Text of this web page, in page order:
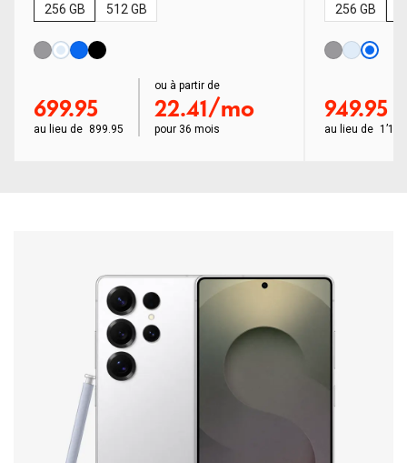
256 GB 512 GB
699.95
au lieu de 899.95
ou à partir de
22.41/mo
pour 36 mois
256 GB
949.95
au lieu de